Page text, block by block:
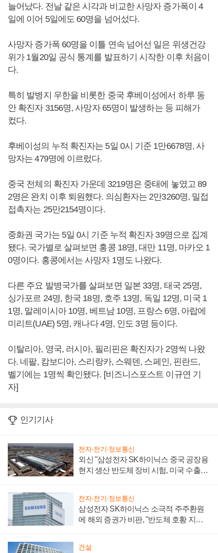
늘어났다. 전날 같은 시각과 비교한 사망자 증가폭이 4
일에 이어 5일에도 60명을 넘어섰다.
사망자 증가폭 60명을 이틀 연속 넘어선 일은 위생건강
위가 1월20일 공식 통계를 발표하기 시작한 이후 처음이
다.
특히 발병지 우한을 비롯한 중국 후베이성에서 하루 동
안 확진자 3156명, 사망자 65명이 발생하는 등 피해가
컸다.
후베이성의 누적 확진자는 5일 0시 기준 1만6678명, 사
망자는 479명에 이르렀다.
중국 전체의 확진자 가운데 3219명은 중태에 놓였고 89
2명은 완치 이후 퇴원했다. 의심환자는 2만3260명, 밀접
접촉자는 25만2154명이다.
중화권 국가는 5일 0시 기준 누적 확진자 39명으로 집계
됐다. 국가별로 살펴보면 홍콩 18명, 대만 11명, 마카오 1
0명이다. 홍콩에서는 사망자 1명도 나왔다.
다른 주요 발병국가를 살펴보면 일본 33명, 태국 25명,
싱가포르 24명, 한국 18명, 호주 13명, 독일 12명, 미국 1
1명, 말레이시아 10명, 베트남 10명, 프랑스 6명, 아랍에
미리트(UAE) 5명, 캐나다 4명, 인도 3명 등이다.
이탈리아, 영국, 러시아, 필리핀은 확진자가 2명씩 나왔
다. 네팔, 캄보디아, 스리랑카, 스웨덴, 스페인, 핀란드,
벨기에는 1명씩 확인됐다. [비즈니스포스트 이규연 기
자]
인기기사
전자·전기·정보통신
외신 "삼성전자 SK하이닉스 중국 공장용
현지 생산 반도체 장비 시험, 미국 수출통
전자·전기·정보통신
삼성전자 SK하이닉스 소극적 주주환원
에 해외 증권가 비판, "반도체 호황 지속
건설